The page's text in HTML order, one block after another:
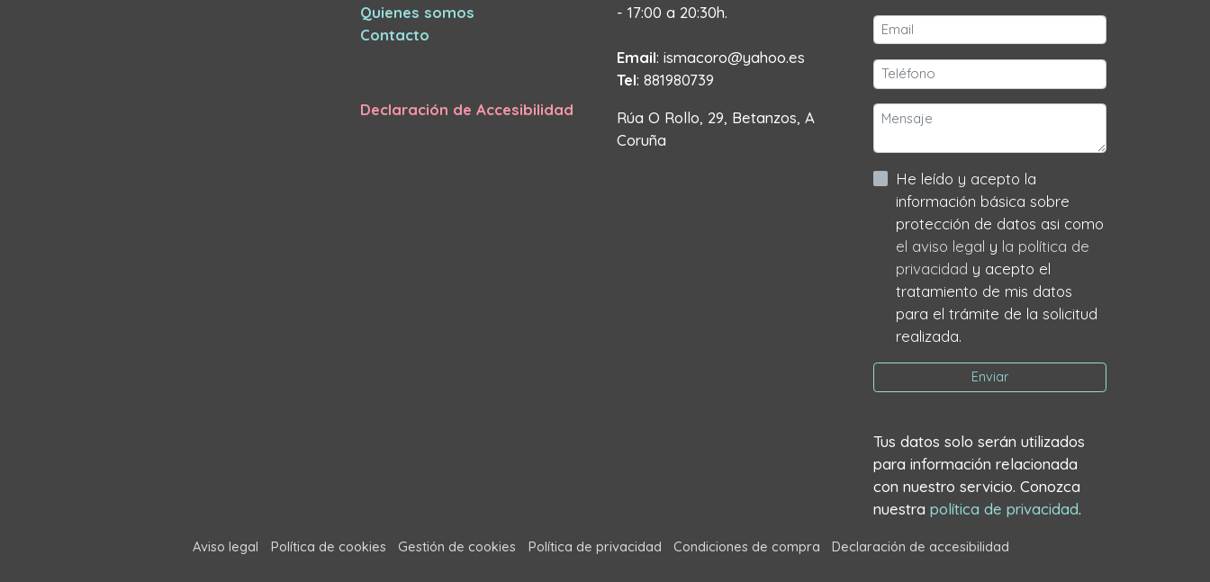
Quienes somos
Contacto
Declaración de Accesibilidad
- 17:00 a 20:30h.
Email: ismacoro@yahoo.es
Tel: 881980739
Rúa O Rollo, 29, Betanzos, A
Coruña
He leído y acepto la
información básica sobre
protección de datos asi como
el aviso legal y la política de
privacidad y acepto el
tratamiento de mis datos
para el trámite de la solicitud
realizada.
Enviar
Tus datos solo serán utilizados
para información relacionada
con nuestro servicio. Conozca
nuestra política de privacidad.
Aviso legal Política de cookies Gestión de cookies Política de privacidad Condiciones de compra Declaración de accesibilidad